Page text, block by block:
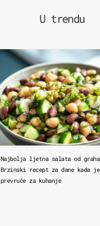
U trendu
Najbolja ljetna salata od
Brzinski recept za dane kada je
prevruće za kuhanje